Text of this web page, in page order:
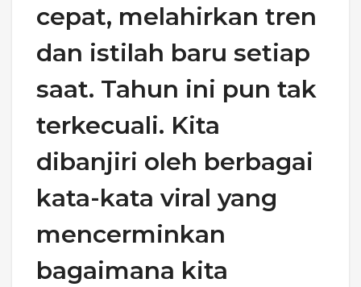
cepat, melahirkan tren
dan istilah baru setiap
saat. Tahun ini pun tak
terkecuali. Kita
dibanjiri oleh berbagai
kata-kata viral yang
mencerminkan
bagaimana kita